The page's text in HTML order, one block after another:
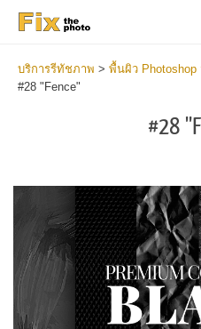
บริการรีทัชภาพ > พื้นผิว Photoshop
#28 "Fence"
#28